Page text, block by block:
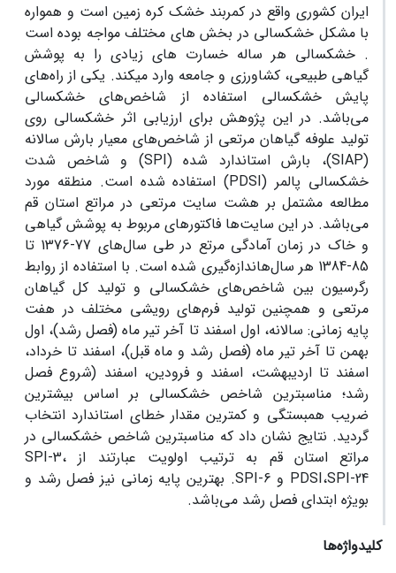
ایران کشوری واقع در کمربند خشک کره زمین است و همواره
با مشکل خشکسالی در بخش های مختلف مواجه بوده است
. خشکسالی هر ساله خسارت های زیادی را به پوشش
گیاهی طبیعی، کشاورزی و جامعه وارد میکند. یکی از راه‌های
پایش خشکسالی استفاده از شاخص‌های خشکسالی
می‌باشد. در این پژوهش برای ارزیابی اثر خشکسالی روی
تولید علوفه گیاهان مرتعی از شاخص‌های معیار بارش سالانه
(SIAP)، بارش استاندارد شده (SPI) و شاخص شدت
خشکسالی پالمر (PDSI) استفاده شده است. منطقه مورد
مطالعه مشتمل بر هشت سایت مرتعی در مراتع استان قم
می‌باشد. در این سایت‌ها فاکتورهای مربوط به پوشش گیاهی
و خاک در زمان آمادگی مرتع در طی سال‌های 77-1376 تا
85-1384 هر سال‌هاندازه‌گیری شده است. با استفاده از روابط
رگرسیون بین شاخص‌های خشکسالی و تولید کل گیاهان
مرتعی و همچنین تولید فرم‌های رویشی مختلف در هفت
پایه زمانی: سالانه، اول اسفند تا آخر تیر ماه (فصل رشد)، اول
بهمن تا آخر تیر ماه (فصل رشد و ماه قبل)، اسفند تا خرداد،
اسفند تا اردیبهشت، اسفند و فرودین، اسفند (شروع فصل
رشد؛ مناسبترین شاخص خشکسالی بر اساس بیشترین
ضریب همبستگی و کمترین مقدار خطای استاندارد انتخاب
گردید. نتایج نشان داد که مناسبترین شاخص خشکسالی در
مراتع استان قم به ترتیب اولویت عبارتند از SPI-3،
PDSI،SPI-24 و SPI-6. بهترین پایه زمانی نیز فصل رشد و
بویژه ابتدای فصل رشد می‌باشد.
کلیدواژه‌ها